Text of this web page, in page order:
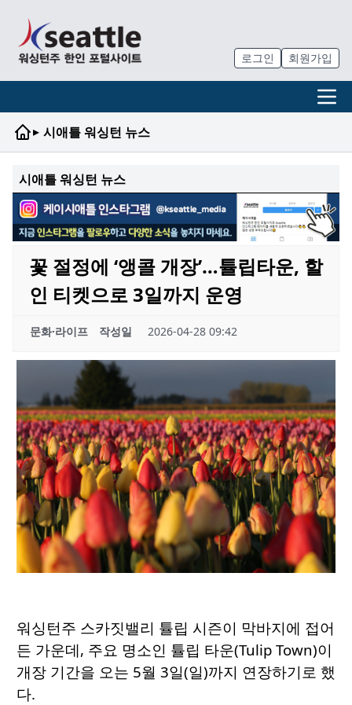
로그인 회원가입
▸ 시애틀 워싱턴 뉴스
시애틀 워싱턴 뉴스
꽃 절정에 ‘앵콜 개장’…튤립타운, 할
인 티켓으로 3일까지 운영
문화·라이프 작성일 2026-04-28 09:42
워싱턴주 스카짓밸리 튤립 시즌이 막바지에 접어
든 가운데, 주요 명소인 튤립 타운(Tulip Town)이
개장 기간을 오는 5월 3일(일)까지 연장하기로 했
다.